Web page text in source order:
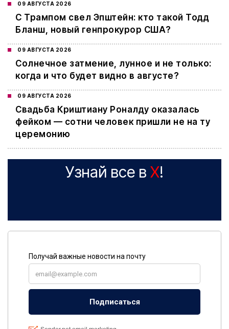
09 АВГУСТА 2026
С Трампом свел Эпштейн: кто такой Тодд
Бланш, новый генпрокурор США?
09 АВГУСТА 2026
Cолнечное затмение, лунное и не только:
когда и что будет видно в августе?
09 АВГУСТА 2026
Свадьба Криштиану Роналду оказалась
фейком — сотни человек пришли не на ту
церемонию
Узнай все в X!